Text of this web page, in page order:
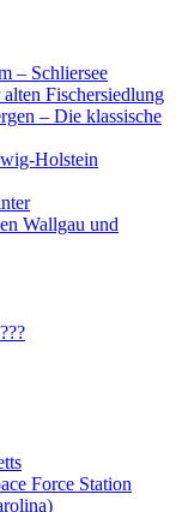
– Schliersee
Fischersiedlung
– Die klassische
Holstein
Wallgau und
Force Station